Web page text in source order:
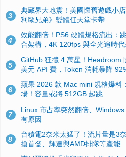
3
典藏界大地震！美國懷舊遊戲小
利歐兄弟》變體任天堂卡帶
4
效能翻倍！PS6 硬體規格流出：
合架構，4K 120fps 與全光追時
5
GitHub 狂攬 4 萬星！Headroom
美元 API 費，Token 消耗暴降
6
蘋果 2026 款 Mac mini 規格爆料
場！容量或將 512GB 起跳
7
Linux 市占率突然翻倍、
有原因
8
台積電2奈米太猛了！流片量是3
搶首發、輝達與AMD排隊等產能